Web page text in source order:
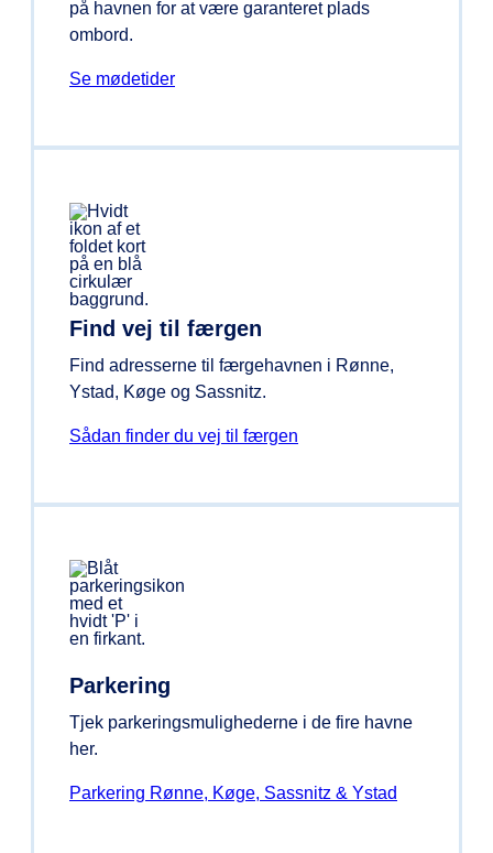
på havnen for at være garanteret plads
ombord.
Se mødetider
Find vej til færgen
Find adresserne til færgehavnen i Rønne,
Ystad, Køge og Sassnitz.
Sådan finder du vej til færgen
Parkering
Tjek parkeringsmulighederne i de fire havne
her.
Parkering Rønne, Køge, Sassnitz & Ystad